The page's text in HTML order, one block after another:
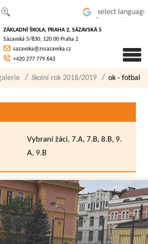
písmo
ZÁKLADNÍ ŠKOLA, PRAHA 2, SÁZAVSKÁ 5
Sázavská 5/830, 120 00 Praha 2
sazavska@zssazavska.cz
+420 277 779 643
školní rok 2018/2019 ok - fotbal
Vybraní žáci, 7.A, 7.B, 8.B, 9.
A, 9.B